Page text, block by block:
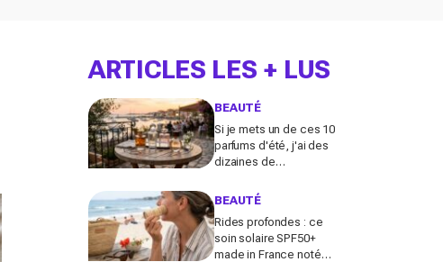
ARTICLES LES + LUS
BEAUTÉ
Si je mets un de ces 10
parfums d'été, j'ai des
dizaines de
journée
BEAUTÉ
Rides profondes : ce
soin solaire SPF50+
made in France noté